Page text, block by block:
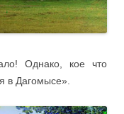
Однако, кое что
в Дагомысе».